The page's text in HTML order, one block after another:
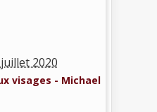
2020
visages - Michael